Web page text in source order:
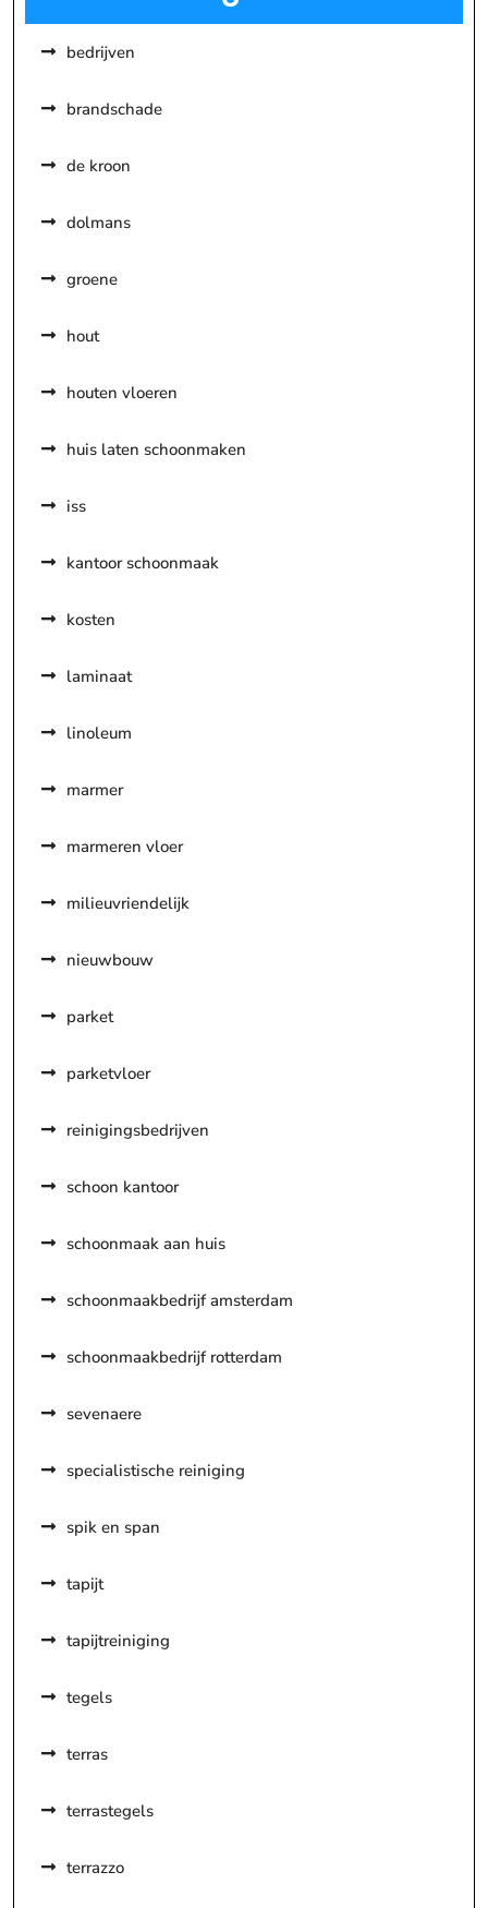
bedrijven
brandschade
de kroon
dolmans
groene
hout
houten vloeren
huis laten schoonmaken
iss
kantoor schoonmaak
kosten
laminaat
linoleum
marmer
marmeren vloer
milieuvriendelijk
nieuwbouw
parket
parketvloer
reinigingsbedrijven
schoon kantoor
schoonmaak aan huis
schoonmaakbedrijf amsterdam
schoonmaakbedrijf rotterdam
sevenaere
specialistische reiniging
spik en span
tapijt
tapijtreiniging
tegels
terras
terrastegels
terrazzo